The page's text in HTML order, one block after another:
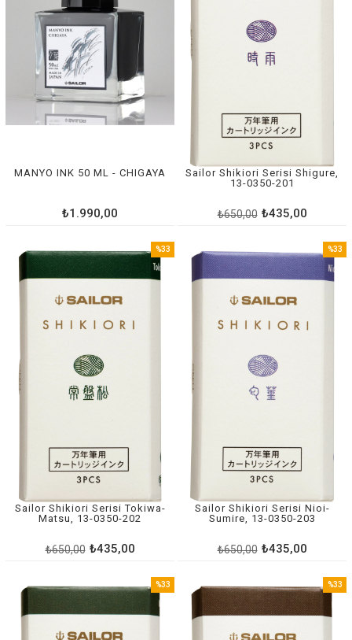
MANYO INK 50 ML - CHIGAYA
₺1.990,00
Sailor Shikiori Serisi Shigure,
13-0350-201
₺435,00
₺650,00
Sailor Shikiori Serisi Tokiwa-
Matsu, 13-0350-202
₺435,00
₺650,00
%33
İndirim
%33İndirim
Sailor Shikiori Serisi Nioi-
Sumire, 13-0350-203
₺435,00
₺650,00
%33
İndirim
%33
İndirim
%33İndirim
%33
İndirim